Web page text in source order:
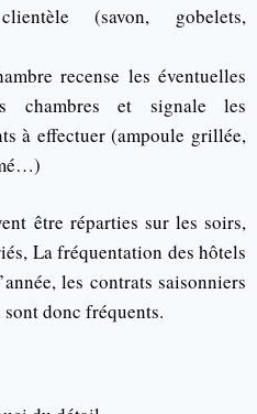
(savon, gobelets,
recense les éventuelles
chambres et signale les
à effectuer (ampoule grillée,
être réparties sur les soirs,
La fréquentation des hôtels
les contrats saisonniers
donc fréquents.